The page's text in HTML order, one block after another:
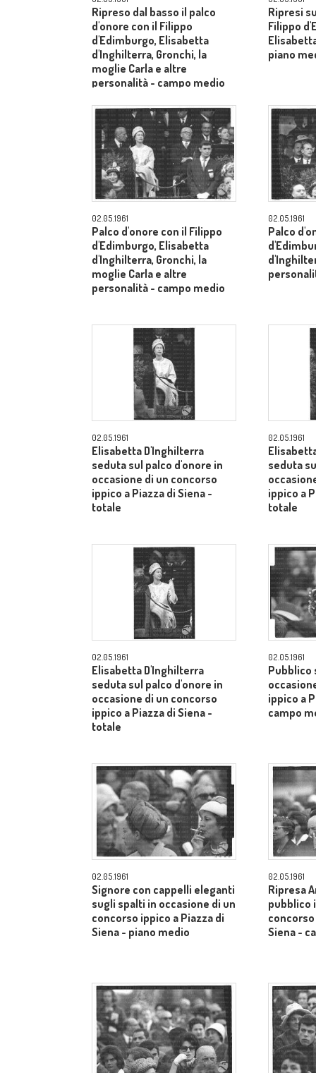
Ripreso dal basso il palco
d'onore con il Filippo
d'Edimburgo, Elisabetta
d'Inghilterra, Gronchi, la
moglie Carla e altre
personalità - campo medio
Ripresi
Filippo
piano
02.05.1961
Palco d'onore con il Filippo
d'Edimburgo, Elisabetta
d'Inghilterra, Gronchi, la
moglie Carla e altre
personalità - campo medio
02.05.1961
Palco
02.05.1961
Elisabetta D'Inghilterra
seduta sul palco d'onore in
occasione di un concorso
ippico a Piazza di Siena -
totale
02.05.1961
seduta
ippico a
totale
02.05.1961
Elisabetta D'Inghilterra
seduta sul palco d'onore in
occasione di un concorso
ippico a Piazza di Siena -
totale
02.05.1961
Pubblico
ippico a
campo
02.05.1961
Signore con cappelli eleganti
sugli spalti in occasione di un
concorso ippico a Piazza di
Siena - piano medio
02.05.1961
Ripresa
pubblico
Siena -